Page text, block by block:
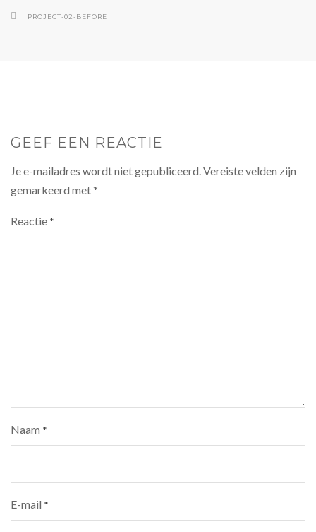
PROJECT-02-BEFORE
GEEF EEN REACTIE
Je e-mailadres wordt niet gepubliceerd.Vereiste velden zijn
gemarkeerd met*
Reactie *
Naam *
E-mail *